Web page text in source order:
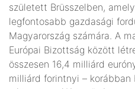
született Brüsszelben,
legfontosabb gazdasági
Magyarország számára. A
Európai Bizottság között
összesen 16,4 milliárd
milliárd forintnyi –